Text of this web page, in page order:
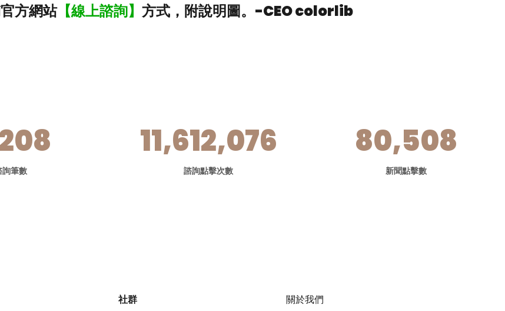
方網站【線上諮詢】 方式，附說明圖。 -CEO colorlib
詢筆數
11,612,076
諮詢點擊次數
80,508
新聞點擊數
社群
關於我們